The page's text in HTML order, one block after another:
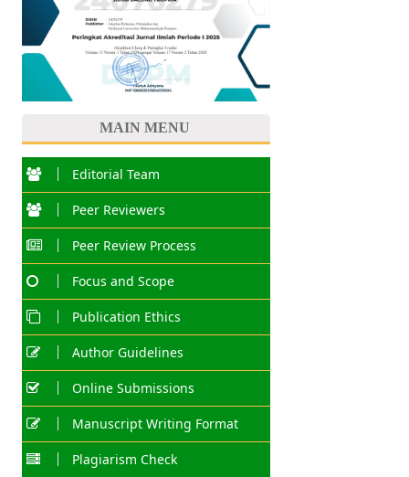
MAIN MENU
Editorial Team
Peer Reviewers
Peer Review Process
Focus and Scope
Publication Ethics
Author Guidelines
Online Submissions
Manuscript Writing Format
Plagiarism Check